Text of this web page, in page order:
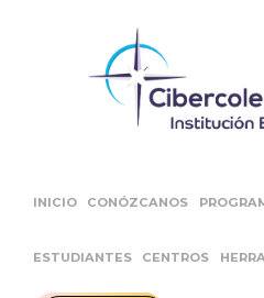
INICIO CONÓZCANOS
ESTUDIANTES CENTROS